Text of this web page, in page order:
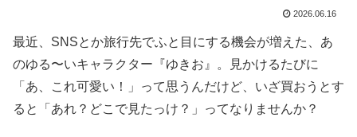
2026.06.16
最近、SNSとか旅行先でふと目にする機会が増えた、あ
のゆる〜いキャラクター『ゆきお』。見かけるたびに
「あ、これ可愛い！」って思うんだけど、いざ買おうとす
ると「あれ？どこで見たっけ？」ってなりませんか？